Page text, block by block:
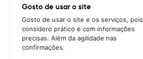
Gosto de usar o site
Gosto de usar o site e os serviços, pois
considero prático e com informações
precisas. Além da agilidade nas
confirmações.